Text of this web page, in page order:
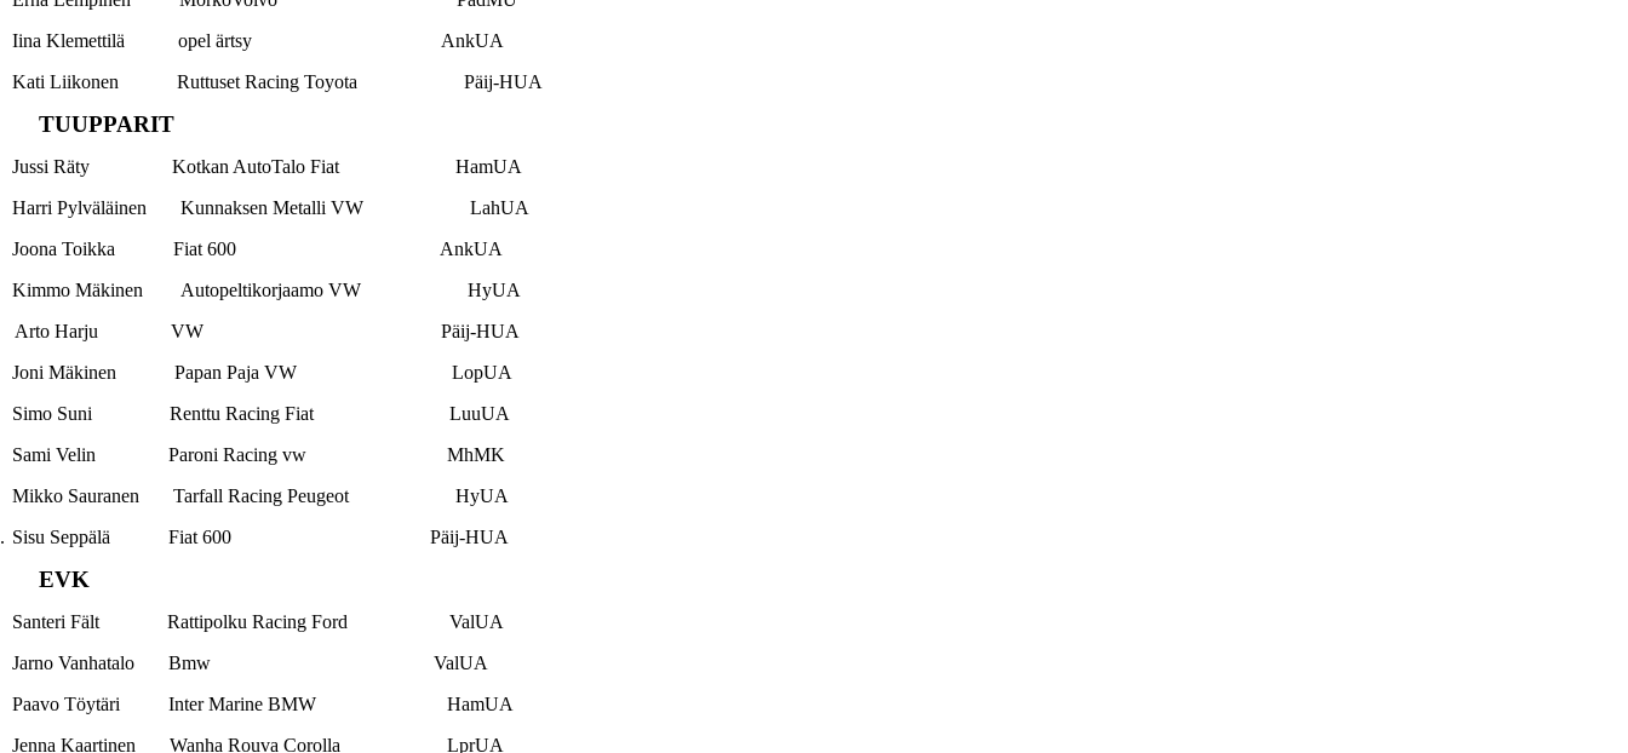
Iina Klemettilä opel ärtsy AnkUA
Kati Liikonen Ruttuset Racing Toyota Päij-HUA
TUUPPARIT
Jussi Räty Kotkan AutoTalo Fiat HamUA
Harri Pylväläinen Kunnaksen Metalli VW LahUA
Joona Toikka Fiat 600 AnkUA
Kimmo Mäkinen Autopeltikorjaamo VW HyUA
Arto Harju VW Päij-HUA
Joni Mäkinen Papan Paja VW LopUA
Simo Suni Renttu Racing Fiat LuuUA
Sami Velin Paroni Racing vw MhMK
Mikko Sauranen Tarfall Racing Peugeot HyUA
Sisu Seppälä Fiat 600 Päij-HUA
EVK
Santeri Fält Rattipolku Racing Ford ValUA
Jarno Vanhatalo Bmw ValUA
Paavo Töytäri Inter Marine BMW HamUA
Jenna Kaartinen Wanha Rouva Corolla LprUA